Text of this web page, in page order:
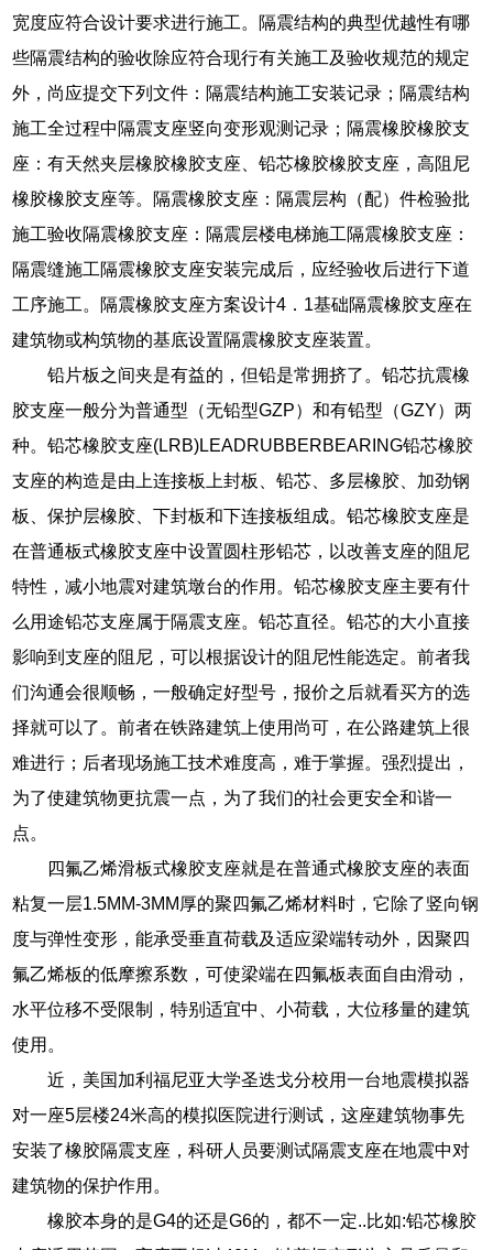
宽度应符合设计要求进行施工。隔震结构的典型优越性有哪
些隔震结构的验收除应符合现行有关施工及验收规范的规定
外，尚应提交下列文件：隔震结构施工安装记录；隔震结构
施工全过程中隔震支座竖向变形观测记录；隔震橡胶橡胶支
座：有天然夹层橡胶橡胶支座、铅芯橡胶橡胶支座，高阻尼
橡胶橡胶支座等。隔震橡胶支座：隔震层构（配）件检验批
施工验收隔震橡胶支座：隔震层楼电梯施工隔震橡胶支座：
隔震缝施工隔震橡胶支座安装完成后，应经验收后进行下道
工序施工。隔震橡胶支座方案设计4．1基础隔震橡胶支座在
建筑物或构筑物的基底设置隔震橡胶支座装置。
铅片板之间夹是有益的，但铅是常拥挤了。铅芯抗震橡
胶支座一般分为普通型（无铅型GZP）和有铅型（GZY）两
种。铅芯橡胶支座(LRB)LEADRUBBERBEARING铅芯橡胶
支座的构造是由上连接板上封板、铅芯、多层橡胶、加劲钢
板、保护层橡胶、下封板和下连接板组成。铅芯橡胶支座是
在普通板式橡胶支座中设置圆柱形铅芯，以改善支座的阻尼
特性，减小地震对建筑墩台的作用。铅芯橡胶支座主要有什
么用途铅芯支座属于隔震支座。铅芯直径。铅芯的大小直接
影响到支座的阻尼，可以根据设计的阻尼性能选定。前者我
们沟通会很顺畅，一般确定好型号，报价之后就看买方的选
择就可以了。前者在铁路建筑上使用尚可，在公路建筑上很
难进行；后者现场施工技术难度高，难于掌握。强烈提出，
为了使建筑物更抗震一点，为了我们的社会更安全和谐一
点。
四氟乙烯滑板式橡胶支座就是在普通式橡胶支座的表面
粘复一层1.5MM-3MM厚的聚四氟乙烯材料时，它除了竖向钢
度与弹性变形，能承受垂直荷载及适应梁端转动外，因聚四
氟乙烯板的低摩擦系数，可使梁端在四氟板表面自由滑动，
水平位移不受限制，特别适宜中、小荷载，大位移量的建筑
使用。
近，美国加利福尼亚大学圣迭戈分校用一台地震模拟器
对一座5层楼24米高的模拟医院进行测试，这座建筑物事先
安装了橡胶隔震支座，科研人员要测试隔震支座在地震中对
建筑物的保护作用。
橡胶本身的是G4的还是G6的，都不一定..比如:铅芯橡胶